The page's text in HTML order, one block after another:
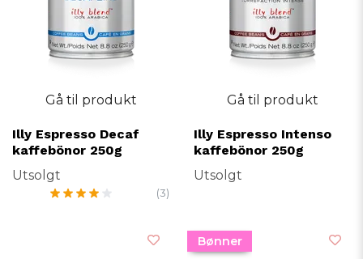
Gå til produkt
Illy Espresso Decaf
kaffebönor 250g
Utsolgt
(3)
Gå til produkt
Illy Espresso Intenso
kaffebönor 250g
Utsolgt
Bønner